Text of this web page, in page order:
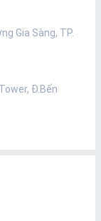
Gia Sàng, TP.
Đ.Bến